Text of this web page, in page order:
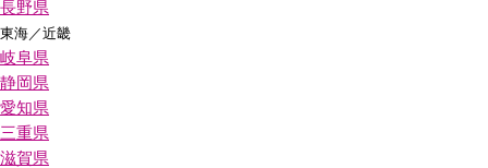
長野県
東海／近畿
岐阜県
静岡県
愛知県
三重県
滋賀県